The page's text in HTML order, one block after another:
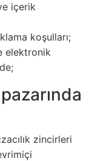
içerik
koşulları;
elektronik
zincirleri